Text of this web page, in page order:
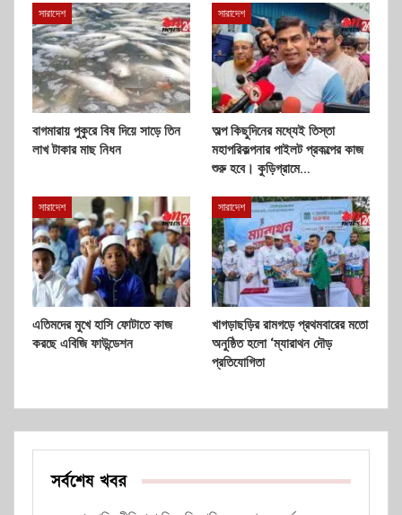
সারাদেশ
বাগমারায় পুকুরে বিষ দিয়ে সাড়ে তিন
লাখ টাকার মাছ নিধন
সারাদেশ
অল্প কিছুদিনের মধ্যেই তিস্তা
মহাপরিকল্পনার পাইলট প্রকল্পের কাজ
শুরু হবে। কুড়িগ্রামে…
সারাদেশ
এতিমদের মুখে হাসি ফোটাতে কাজ
করছে এবিজি ফাউন্ডেশন
সারাদেশ
খাগড়াছড়ির রামগড়ে প্রথমবারের মতো
অনুষ্ঠিত হলো ‘ম্যারাথন দৌড়
প্রতিযোগিতা
সর্বশেষ খবর